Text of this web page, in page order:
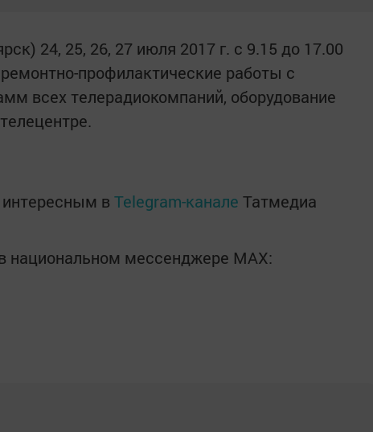
24, 25, 26, 27 июля 2017 г. с 9.15 до 17.00
профилактические работы с
всех телерадиокомпаний, оборудование
в Telegram-канале Татмедиа
национальном мессенджере MАХ: